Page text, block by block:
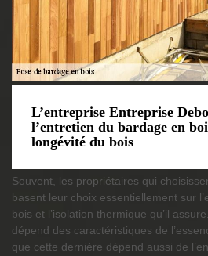
L’entreprise Entreprise
l’entretien du bardage en
longévité du bois
Souvent, les propriétaires qui
basent leur choix essentiellement sur
bois et l’isolation thermique qu’il
dépend des caractéristiques de
que cette dernière dépend aussi de